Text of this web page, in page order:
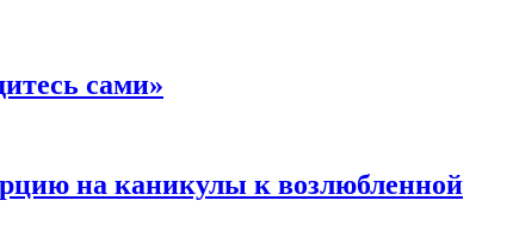
сами»
на каникулы к возлюбленной